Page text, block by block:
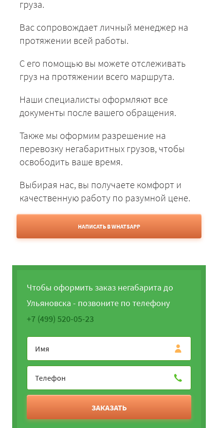
груза.
Вас сопровождает личный менеджер на
протяжении всей работы.
С его помощью вы можете отслеживать
груз на протяжении всего маршрута.
Наши специалисты оформляют все
документы после вашего обращения.
Также мы оформим разрешение на
перевозку негабаритных грузов, чтобы
освободить ваше время.
Выбирая нас, вы получаете комфорт и
качественную работу по разумной цене.
НАПИСАТЬ В WHATSAPP
Чтобы оформить заказ негабарита до
Ульяновска - позвоните по телефону
+7 (499) 520-05-23
ЗАКАЗАТЬ